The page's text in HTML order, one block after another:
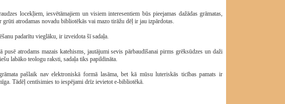
locekļiem, iesvētāmajiem un visiem interesentiem būs pieejamas dažādas grāmatas,
grūti atrodamas novadu bibliotēkās vai mazo tirāžu dēļ ir jau izpārdotas.
padarītu vieglāku, ir izveidota šī sadaļa.
pusē atrodams mazais katehisms, jautājumi sevis pārbaudīšanai pirms grēksūdzes un daži
labāko teologu raksti, sadaļa tiks papildināta.
pašlaik nav elektroniskā formā lasāma, bet kā mūsu luteriskās ticības pamats ir
Tādēļ centīsimies to iespējami drīz ievietot e-bibliotēkā.